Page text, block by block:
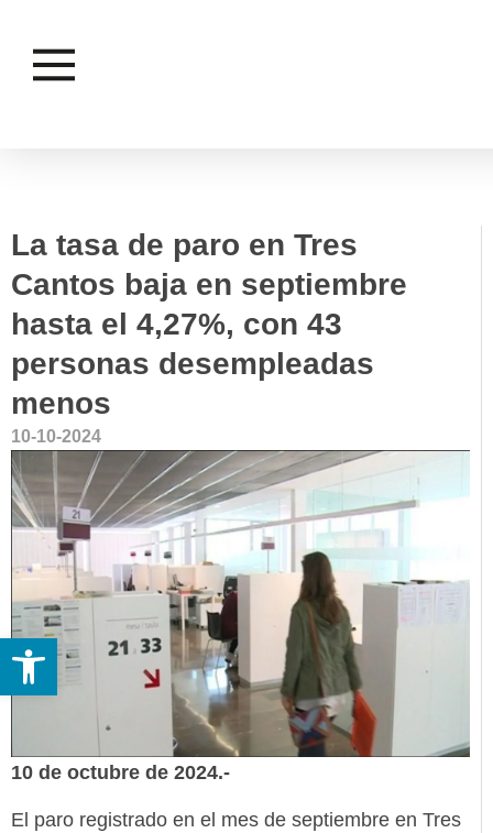
La tasa de paro en Tres
Cantos baja en septiembre
hasta el 4,27%, con 43
personas desempleadas
menos
10-10-2024
10 de octubre de 2024.-
El paro registrado en el mes de septiembre en Tres
Abrir barra de herramientas